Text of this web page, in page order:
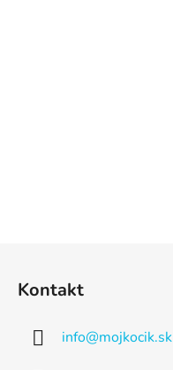
Kontakt
info@mojkocik.sk